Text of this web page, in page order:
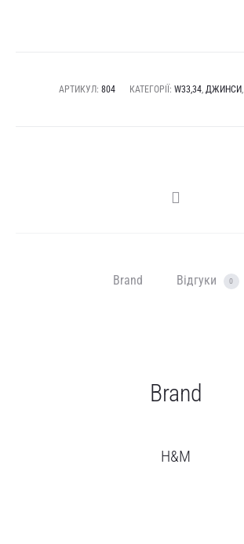
АРТИКУЛ: 804 КАТЕГОРІЇ: W33,34, ДЖИНСИ,
SHARE
Brand Відгуки 0
Brand
H&M